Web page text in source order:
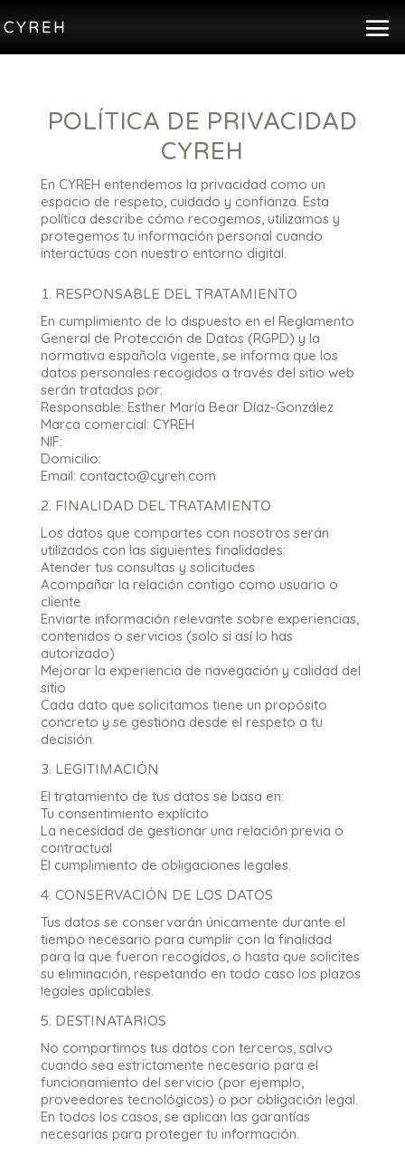
POLÍTICA DE PRIVACIDAD
CYREH
En CYREH entendemos la privacidad como un
espacio de respeto, cuidado y confianza. Esta
política describe cómo recogemos, utilizamos y
protegemos tu información personal cuando
interactúas con nuestro entorno digital.
1. RESPONSABLE DEL TRATAMIENTO
En cumplimiento de lo dispuesto en el Reglamento
General de Protección de Datos (RGPD) y la
normativa española vigente, se informa que los
datos personales recogidos a través del sitio web
serán tratados por:
Responsable: Esther María Bear Díaz-González
Marca comercial: CYREH
NIF:
Domicilio:
Email: contacto@cyreh.com
2. FINALIDAD DEL TRATAMIENTO
Los datos que compartes con nosotros serán
utilizados con las siguientes finalidades:
Atender tus consultas y solicitudes
Acompañar la relación contigo como usuario o
cliente
Enviarte información relevante sobre experiencias,
contenidos o servicios (solo si así lo has
autorizado)
Mejorar la experiencia de navegación y calidad del
sitio
Cada dato que solicitamos tiene un propósito
concreto y se gestiona desde el respeto a tu
decisión.
3. LEGITIMACIÓN
El tratamiento de tus datos se basa en:
Tu consentimiento explícito
La necesidad de gestionar una relación previa o
contractual
El cumplimiento de obligaciones legales.
4. CONSERVACIÓN DE LOS DATOS
Tus datos se conservarán únicamente durante el
tiempo necesario para cumplir con la finalidad
para la que fueron recogidos, o hasta que solicites
su eliminación, respetando en todo caso los plazos
legales aplicables.
5. DESTINATARIOS
No compartimos tus datos con terceros, salvo
cuando sea estrictamente necesario para el
funcionamiento del servicio (por ejemplo,
proveedores tecnológicos) o por obligación legal.
En todos los casos, se aplican las garantías
necesarias para proteger tu información.